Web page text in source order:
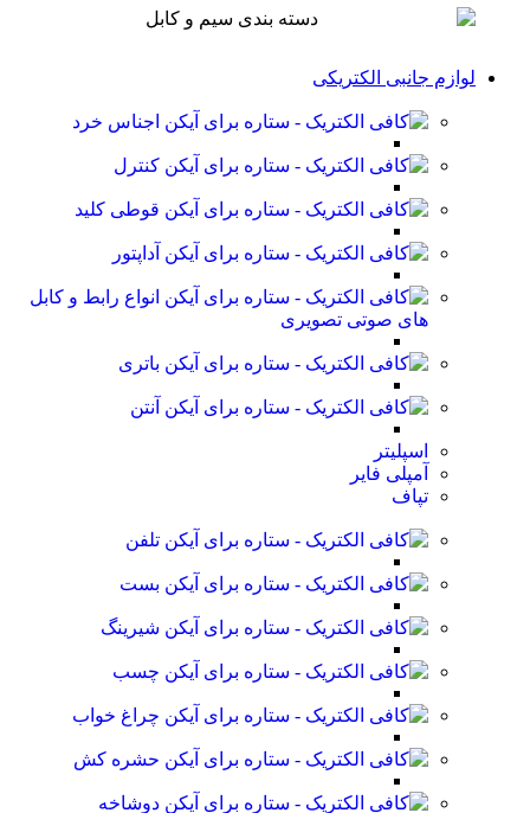
لوازم جانبی الکتریکی
اجناس خرد
کنترل
قوطی کلید
آداپتور
انواع رابط و کابل
های صوتی تصویری
باتری
آنتن
اسپلیتر
آمپلی فایر
تپاف
تلفن
بست
شیرینگ
چسب
چراغ خواب
حشره کش
دوشاخه